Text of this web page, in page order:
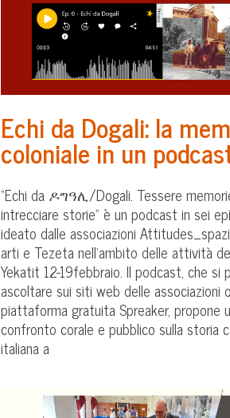
Echi da Dogali: la
coloniale in un
"Echi da ዶግዓሊ/Dogali. Tessere
intrecciare storie" è un podcast in sei
ideato dalle associazioni
arti e Tezeta nell’ambito delle attività
Yekatit 12-19febbraio. Il podcast, che si
ascoltare sui siti web delle associazioni
piattaforma gratuita Spreaker, propone
confronto corale e pubblico sulla storia
italiana a